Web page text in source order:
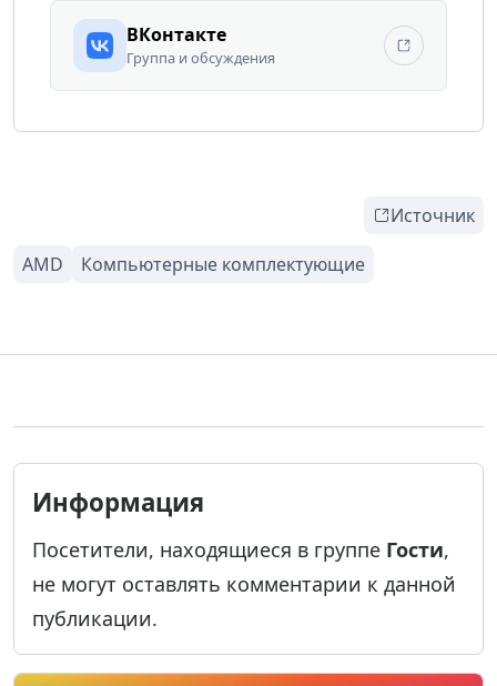
ВКонтакте
Группа и обсуждения
Источник
Информация
Посетители, находящиеся в группе Гости,
не могут оставлять комментарии к данной
публикации.